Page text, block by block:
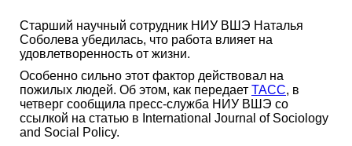
Старший научный сотрудник НИУ ВШЭ Наталья
Соболева убедилась, что работа влияет на
удовлетворенность от жизни.
Особенно сильно этот фактор действовал на
пожилых людей. Об этом, как передает ТАСС, в
четверг сообщила пресс-служба НИУ ВШЭ со
ссылкой на статью в International Journal of Sociology
and Social Policy.